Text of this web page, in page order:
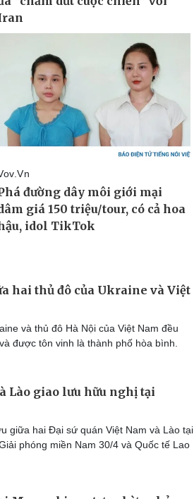
hai thủ đô của Ukraine và Việt
và thủ đô Hà Nội của Việt Nam đều
được tôn vinh là thành phố hòa bình.
Lào giao lưu hữu nghị tại
giữa hai Đại sứ quán Việt Nam và Lào tại
phóng miền Nam 30/4 và Quốc tế Lao